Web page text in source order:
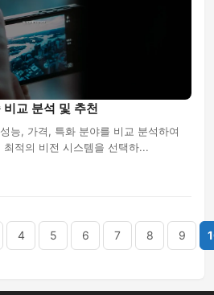
교 분석 및 추천
능, 가격, 특화 분야를 비교 분석하여
적의 비전 시스템을 선택하...
4 5 6 7 8 9